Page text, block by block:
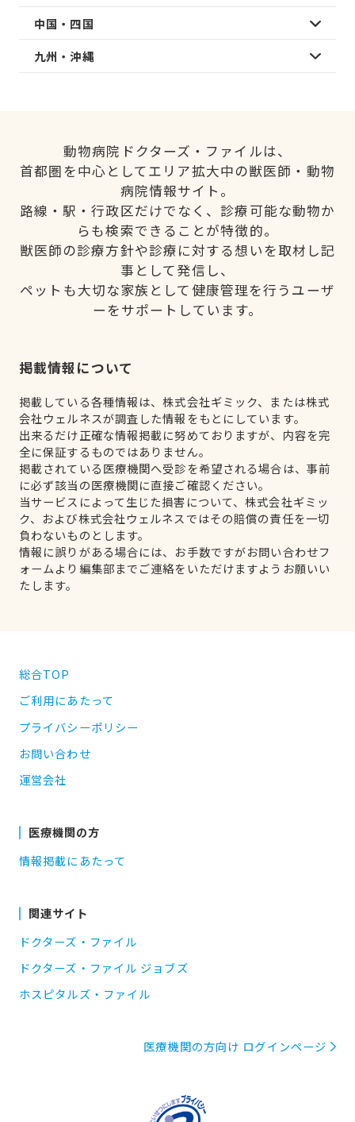
中国・四国
九州・沖縄
動物病院ドクターズ・ファイルは、
首都圏を中心としてエリア拡大中の獣医師・動物
病院情報サイト。
路線・駅・行政区だけでなく、診療可能な動物か
らも検索できることが特徴的。
獣医師の診療方針や診療に対する想いを取材し記
事として発信し、
ペットも大切な家族として健康管理を行うユーザ
ーをサポートしています。
掲載情報について
掲載している各種情報は、株式会社ギミック、または株式
会社ウェルネスが調査した情報をもとにしています。
出来るだけ正確な情報掲載に努めておりますが、内容を完
全に保証するものではありません。
掲載されている医療機関へ受診を希望される場合は、事前
に必ず該当の医療機関に直接ご確認ください。
当サービスによって生じた損害について、株式会社ギミッ
ク、および株式会社ウェルネスではその賠償の責任を一切
負わないものとします。
情報に誤りがある場合には、お手数ですがお問い合わせフ
ォームより編集部までご連絡をいただけますようお願いい
たします。
総合TOP
ご利用にあたって
プライバシーポリシー
お問い合わせ
運営会社
医療機関の方
情報掲載にあたって
関連サイト
ドクターズ・ファイル
ドクターズ・ファイル ジョブズ
ホスピタルズ・ファイル
医療機関の方向け ログインページ